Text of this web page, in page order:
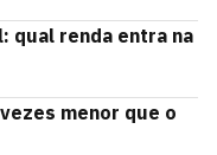
qual renda entra na
menor que o